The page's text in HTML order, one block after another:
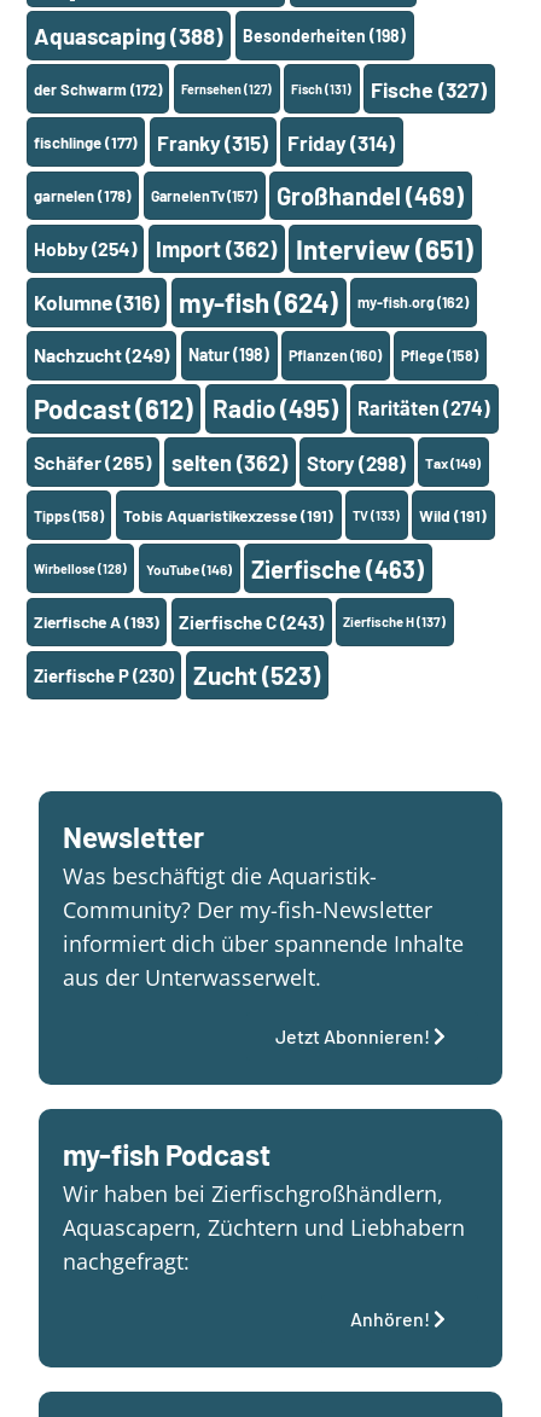
Aquascaping(388) Besonderheiten (198)
der Schwarm(172) Fernsehen(127) Fisch(131) Fische (327)
fischlinge(177) Franky(315) Friday(314)
garnelen(178) GarnelenTv(157) Großhandel (469)
Hobby(254) Import(362) Interview(651)
Kolumne(316) my-fish(624) my-fish.org(162)
Nachzucht(249) Natur(198) Pflanzen(160) Pflege(158)
Podcast(612) Radio(495) Raritäten (274)
Schäfer(265) selten (362) Story (298) Tax(149)
Tipps(158) Tobis Aquaristikexzesse(191) TV(133) Wild (191)
Wirbellose(128) YouTube(146) Zierfische(463)
Zierfische A(193) Zierfische C(243) Zierfische H(137)
Zierfische P(230) Zucht(523)
Newsletter
Was beschäftigt die Aquaristik-
Community? Der my-fish-Newsletter
informiert dich über spannende Inhalte
aus der Unterwasserwelt.
Jetzt Abonnieren!
my-fish Podcast
Wir haben bei Zierfischgroßhändlern,
Aquascapern, Züchtern und Liebhabern
nachgefragt:
Anhören!